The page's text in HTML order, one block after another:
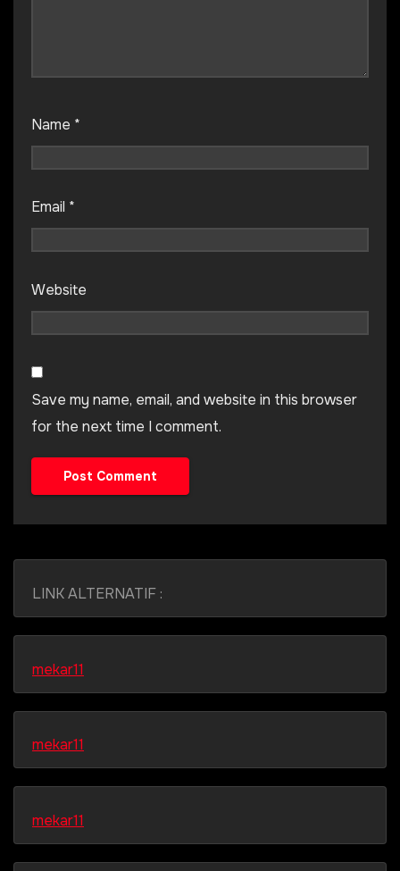
Name *
Email *
Website
Save my name, email, and website in this browser
for the next time I comment.
LINK ALTERNATIF :
mekar11
mekar11
mekar11